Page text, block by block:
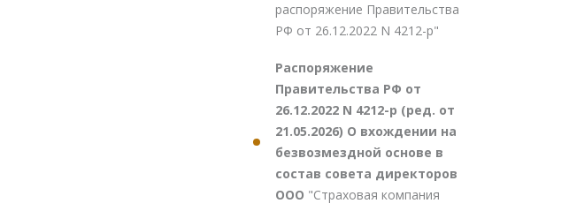
распоряжение Правительства
РФ от 26.12.2022 N 4212-р"
Распоряжение
Правительства РФ от
26.12.2022 N 4212-р (ред. от
21.05.2026) О вхождении на
безвозмездной основе в
состав совета директоров
ООО "Страховая компания